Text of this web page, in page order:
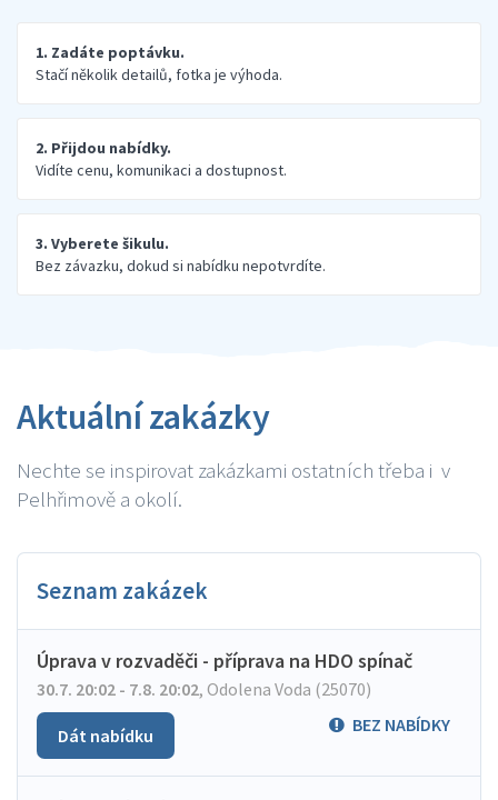
1. Zadáte poptávku.
Stačí několik detailů, fotka je výhoda.
2. Přijdou nabídky.
Vidíte cenu, komunikaci a dostupnost.
3. Vyberete šikulu.
Bez závazku, dokud si nabídku nepotvrdíte.
Aktuální zakázky
Nechte se inspirovat zakázkami ostatních třeba i v
Pelhřimově a okolí.
Seznam zakázek
Úprava v rozvaděči - příprava na HDO spínač
30.7. 20:02 - 7.8. 20:02, Odolena Voda (25070)
BEZ NABÍDKY
Dát nabídku